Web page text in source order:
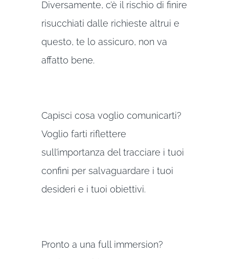
Diversamente, c’è il rischio di finire
risucchiati dalle richieste altrui e
questo, te lo assicuro, non va
affatto bene.
Capisci cosa voglio comunicarti?
Voglio farti riflettere
sull’importanza del tracciare i tuoi
confini per salvaguardare i tuoi
desideri e i tuoi obiettivi.
Pronto a una full immersion?